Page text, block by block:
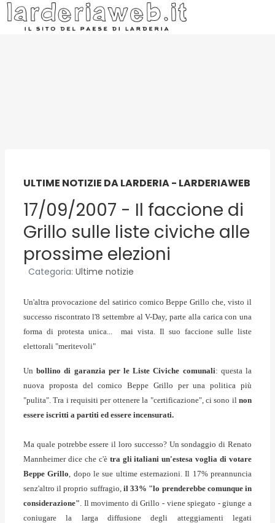
ULTIME NOTIZIE DA LARDERIA - LARDERIAWEB
17/09/2007 - Il faccione di
Grillo sulle liste civiche alle
prossime elezioni
Categoria: Ultime notizie
Un'altra provocazione del satirico comico Beppe Grillo che, visto il
successo riscontrato l'8 settembre al V-Day, parte alla carica con una
forma di protesta unica... mai vista. Il suo faccione sulle liste
elettorali "meritevoli"
Unbollino di garanzia per le Liste Civiche comunali: questa la
nuova proposta del comico Beppe Grillo per una politica più
"pulita". Tra i requisiti per ottenere la "certificazione", ci sono il non
essere iscritti a partiti ed essere incensurati.
Ma quale potrebbe essere il loro successo? Un sondaggio di Renato
Mannheimer dice che c'è tra gli italiani un'estesa voglia di votare
Beppe Grillo, dopo le sue ultime esternazioni. Il 17% preannuncia
senz'altro il proprio suffragio, il 33% "lo prenderebbe comunque in
considerazione". Il movimento di Grillo - viene spiegato - giunge a
coniugare la larga diffusione degli atteggiamenti legati